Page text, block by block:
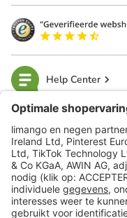
Help Center
limango
Veilig winkelen
Klantenservice